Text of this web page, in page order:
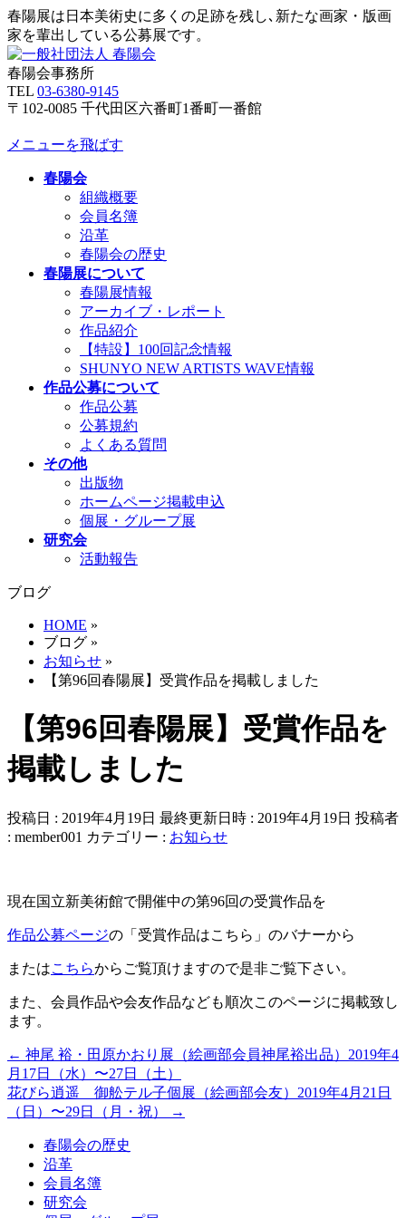
春陽展は日本美術史に多くの足跡を残し､新たな画家・版画
家を輩出している公募展です。
春陽会事務所
TEL 03-6380-9145
〒102-0085 千代田区六番町1番町一番館
メニューを飛ばす
春陽会
組織概要
会員名簿
沿革
春陽会の歴史
春陽展について
春陽展情報
アーカイブ・レポート
作品紹介
【特設】100回記念情報
SHUNYO NEW ARTISTS WAVE情報
作品公募について
作品公募
公募規約
よくある質問
その他
出版物
ホームページ掲載申込
個展・グループ展
研究会
活動報告
ブログ
HOME »
ブログ »
お知らせ »
【第96回春陽展】受賞作品を掲載しました
【第96回春陽展】受賞作品を
掲載しました
投稿日 : 2019年4月19日 最終更新日時 : 2019年4月19日 投稿者
: member001 カテゴリー : お知らせ
現在国立新美術館で開催中の第96回の受賞作品を
作品公募ページの「受賞作品はこちら」のバナーから
またはこちらからご覧頂けますので是非ご覧下さい。
また、会員作品や会友作品なども順次このページに掲載致し
ます。
← 神尾 裕・田原かおり展（絵画部会員神尾裕出品）2019年4
月17日（水）〜27日（土）
花びら逍遥 御舩テル子個展（絵画部会友）2019年4月21日
（日）〜29日（月・祝）
→
春陽会の歴史
沿革
会員名簿
研究会